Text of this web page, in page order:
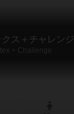
クス＋チャレンジ
+ Challenge